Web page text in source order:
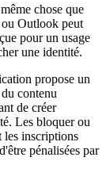
chose que
ou Outlook peut
pour un usage
une identité.
propose un
contenu
de créer
Les bloquer ou
les inscriptions
pénalisées par